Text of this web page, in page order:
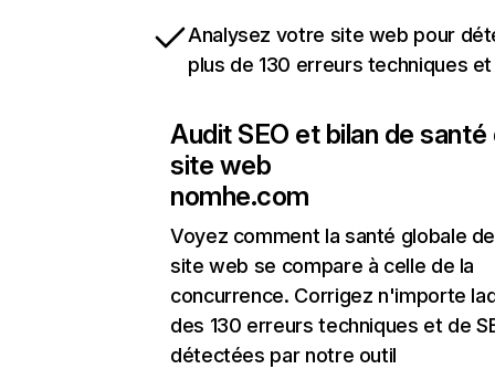
Analysez votre site web pour
plus de 130 erreurs techniques et
Audit SEO et bilan de santé
site web
nomhe.com
Voyez comment la santé globale
site web se compare à celle de la
concurrence. Corrigez n'importe
des 130 erreurs techniques et de
détectées par notre outil